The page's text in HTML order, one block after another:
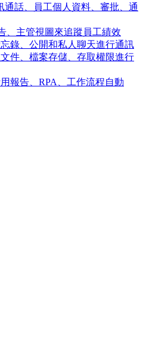
通話、員工個人資料、審批、通
、主管視圖來追蹤員工績效
錄、公開和私人聊天進行通訊
件、檔案存儲、存取權限進行
報告、RPA、工作流程自動